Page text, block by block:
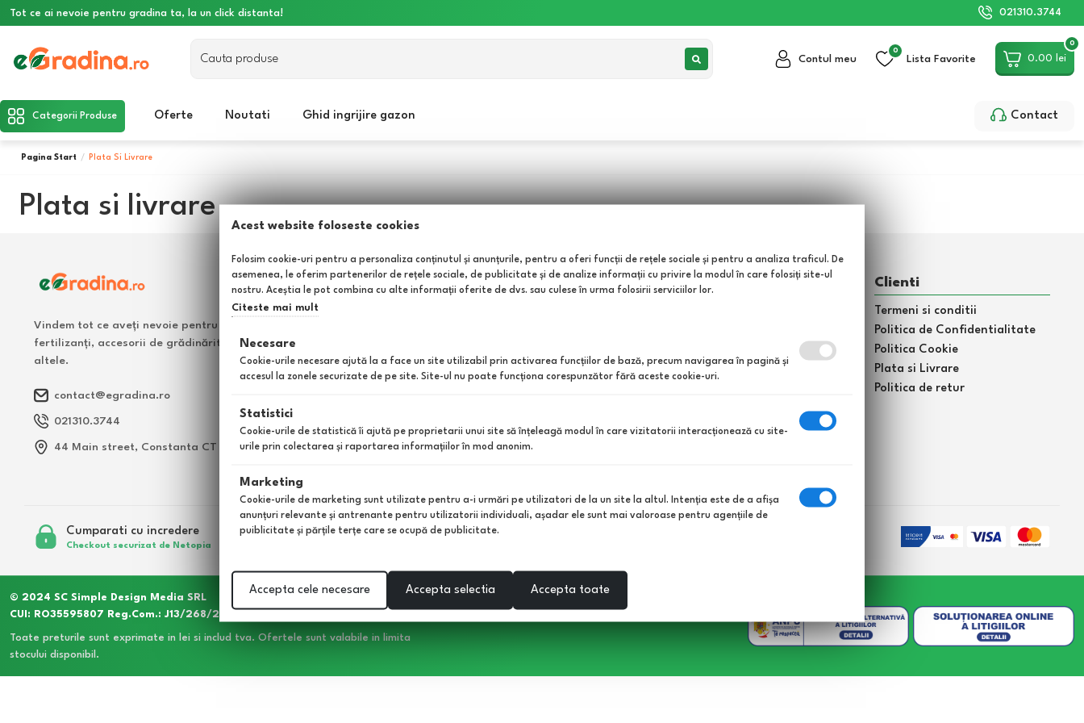
Tot ce ai nevoie pentru gradina ta, la un click distanta! 021310.3744
Contul meu Lista Favorite
0
0.00 lei
0
Categorii Produse Oferte Noutati Ghid ingrijire gazon Contact
Pagina Start Plata Si Livrare
Plata si livrare
Vindem tot ce aveți nevoie pentru grădina dumneavoastră: semințe,
fertilizanți, accesorii de grădinărit, îngrășăminte pentru gazon și multe
altele.
contact@egradina.ro
021310.3744
44 Main street, Constanta CT
Categorii
Seminte de gradina, flori,
Impotriva daunatorilor
Unelte si scule de gradina
Informatii
Contact
Clienti
Termeni si conditii
Politica de Confidentialitate
Politica Cookie
Plata si Livrare
Politica de retur
Cumparati cu incredere
Checkout securizat de Netopia
© 2024 SC Simple Design Media SRL
CUI: RO35595807 Reg.Com.: J13/268/2016
Toate preturile sunt exprimate in lei si includ tva. Ofertele sunt valabile in limita
stocului disponibil.
Acest website foloseste cookies
Folosim cookie-uri pentru a personaliza conținutul și anunțurile, pentru a oferi funcții de rețele sociale și pentru a analiza traficul. De
asemenea, le oferim partenerilor de rețele sociale, de publicitate și de analize informații cu privire la modul în care folosiți site-ul
nostru. Aceștia le pot combina cu alte informații oferite de dvs. sau culese în urma folosirii serviciilor lor.
Citeste mai mult
Necesare
Cookie-urile necesare ajută la a face un site utilizabil prin activarea funcţiilor de bază, precum navigarea în pagină şi
accesul la zonele securizate de pe site. Site-ul nu poate funcţiona corespunzător fără aceste cookie-uri.
Statistici
Cookie-urile de statistică îi ajută pe proprietarii unui site să înţeleagă modul în care vizitatorii interacţionează cu site-
urile prin colectarea şi raportarea informaţiilor în mod anonim.
Marketing
Cookie-urile de marketing sunt utilizate pentru a-i urmări pe utilizatori de la un site la altul. Intenţia este de a afişa
anunţuri relevante şi antrenante pentru utilizatorii individuali, aşadar ele sunt mai valoroase pentru agenţiile de
puiblicitate şi părţile terţe care se ocupă de publicitate.
Accepta cele necesare Accepta selectia Accepta toate